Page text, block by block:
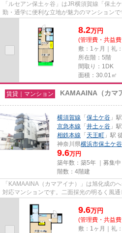
「ルセアン保土ヶ谷」はJR横須賀線「保土
勤・通学に便利な立地が魅力のマンション
8.2万円
(管理費・共益
敷：1ヶ月｜礼
所在階：5階
間取り：1DK
面積：30.01㎡
賃貸｜マンション KAMAAINA（カマ
横須賀線 「 保土ケ谷 」
京急本線 「 井土ヶ谷 」
相鉄本線 「 天王町 」駅
神奈川県横浜市保土ケ
9.6万円
築年数：築5年 ｜募集中
階数：4階建
「KAMAAINA（カマアイナ）」は旭化成の
対応マンションです。二面採光の明るく風
9.6万円
(管理費・共益
敷：1ヶ月｜礼